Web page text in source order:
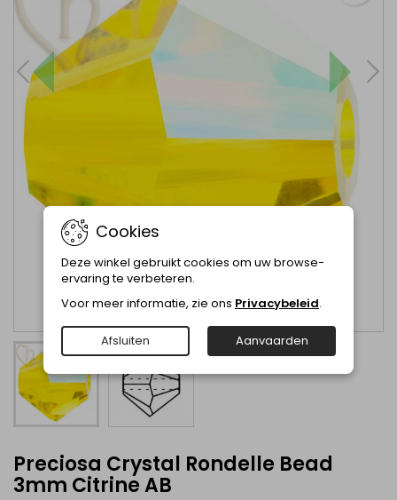
Preciosa Crystal Rondelle Bead
3mm Citrine AB
Cookies
Deze winkel gebruikt cookies om uw browse-
ervaring te verbeteren.
Voor meer informatie, zie ons Privacybeleid.
Afsluiten Aanvaarden